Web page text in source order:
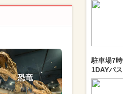
恐竜
駐車場7
1DAYパ